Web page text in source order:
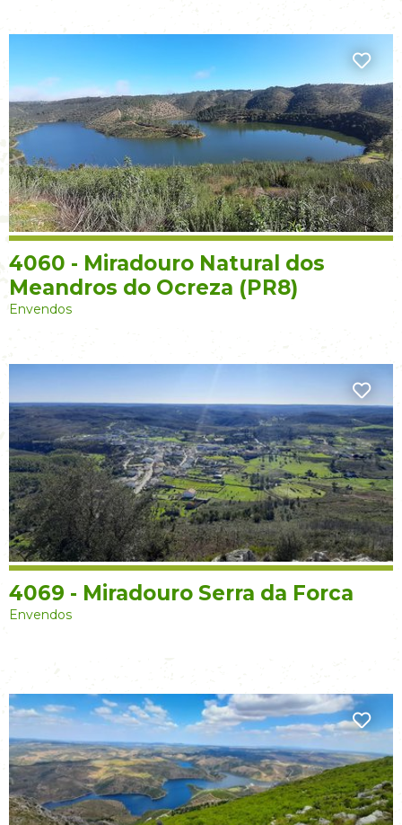
4060 - Miradouro Natural dos
Meandros do Ocreza (PR8)
Envendos
4069 - Miradouro Serra da Forca
Envendos